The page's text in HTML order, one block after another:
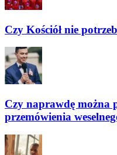
Czy Kościół nie
Czy naprawdę można
przemówienia